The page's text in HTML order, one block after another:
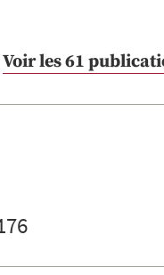
Voir les 61